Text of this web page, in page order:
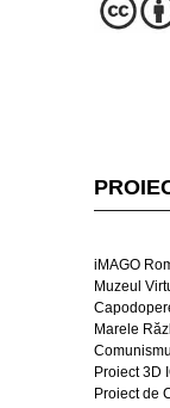
iMAGO
Muzeul
Marele
Proiect 3D
Proiect de